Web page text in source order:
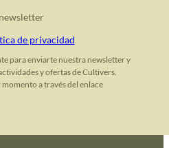
de privacidad
para enviarte nuestra newsletter y
y ofertas de Cultivers.
a través del enlace